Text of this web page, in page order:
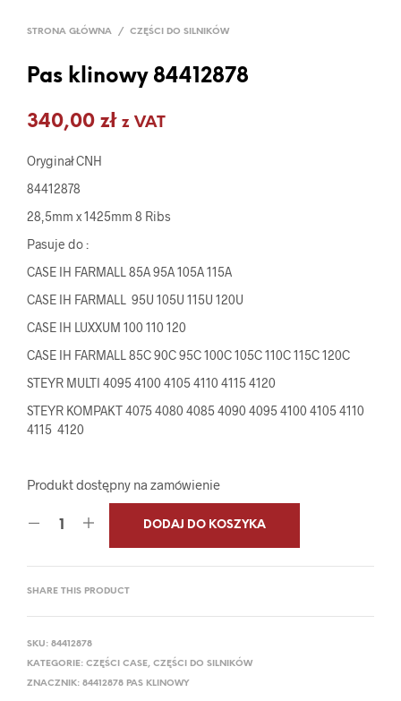
STRONA GŁÓWNA / CZĘŚCI DO SILNIKÓW
Pas klinowy 84412878
340,00 zł z VAT
Oryginał CNH
84412878
28,5mm x 1425mm 8 Ribs
Pasuje do :
CASE IH FARMALL 85A 95A 105A 115A
CASE IH FARMALL 95U 105U 115U 120U
CASE IH LUXXUM 100 110 120
CASE IH FARMALL 85C 90C 95C 100C 105C 110C 115C 120C
STEYR MULTI 4095 4100 4105 4110 4115 4120
STEYR KOMPAKT 4075 4080 4085 4090 4095 4100 4105 4110
4115 4120
Produkt dostępny na zamówienie
DODAJ DO KOSZYKA
SHARE THIS PRODUCT
SKU: 84412878
KATEGORIE: CZĘŚCI CASE, CZĘŚCI DO SILNIKÓW
ZNACZNIK: 84412878 PAS KLINOWY